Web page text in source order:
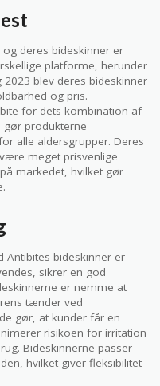
deres bideskinner er
platforme, herunder
2023 blev deres bideskinner
og pris.
for dets kombination af
gør produkterne
alle aldersgrupper. Deres
meget prisvenlige
markedet, hvilket gør
Antibites bideskinner er
sikrer en god
er nemme at
tænder ved
gør, at kunder får en
risikoen for irritation
Bideskinnerne passer
hvilket giver fleksibilitet